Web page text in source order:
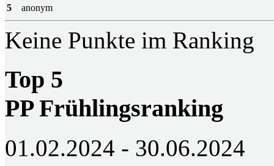
5
anonym
Keine Punkte im Ranking
Top 5
PP Frühlingsranking
01.02.2024 - 30.06.2024